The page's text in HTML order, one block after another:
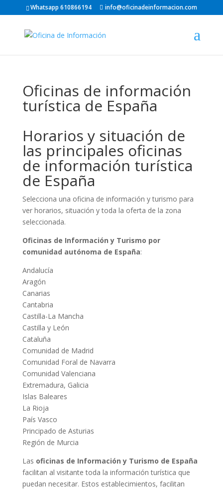
Whatsapp 610866194 info@oficinadeinformacion.com
Oficinas de información
turística de España
Horarios y situación de
las principales oficinas
de información turística
de España
Selecciona una oficina de información y turismo para
ver horarios, situación y toda la oferta de la zona
seleccionada.
Oficinas de Información y Turismo por
comunidad autónoma de España:
Andalucía
Aragón
Canarias
Cantabria
Castilla-La Mancha
Castilla y León
Cataluña
Comunidad de Madrid
Comunidad Foral de Navarra
Comunidad Valenciana
Extremadura, Galicia
Islas Baleares
La Rioja
País Vasco
Principado de Asturias
Región de Murcia
Las oficinas de Información y Turismo de España
facilitan al visitante toda la información turística que
puedan necesitar. Estos establecimientos, facilitan